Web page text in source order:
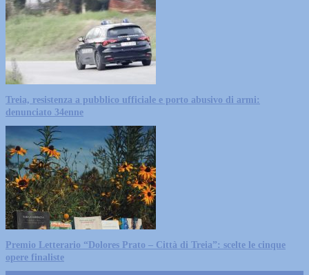
Treia, resistenza a pubblico ufficiale e porto abusivo di armi:
denunciato 34enne
Premio Letterario “Dolores Prato – Città di Treia”: scelte le cinque
opere finaliste